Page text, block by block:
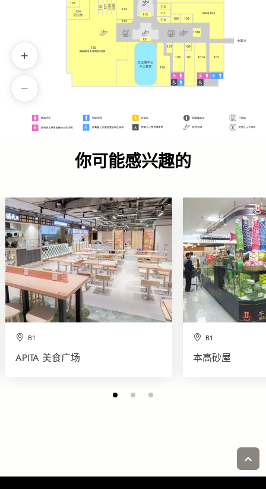
112
111
110
104 & 105
101B
102
101A
101
139
138
137
136
MARKS & SPENCER
130
131
132
133
128B
128A
127
124
125
113
MARKS & SPENCER
130
126
108 106
你可能感兴趣的
B1
APITA 美食广场
B1
本高砂屋